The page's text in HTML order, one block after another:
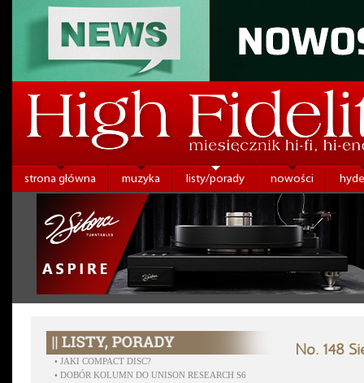
strona główna muzyka listy/porady nowości
No. 148
• JAKI COMPACT DISC?
• DOBÓR KOLUMN DO UNISON RESEARCH S6